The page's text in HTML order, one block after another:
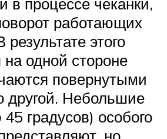
работающих
этого
одной стороне
повернутыми
другой. Небольшие
градусов) особого